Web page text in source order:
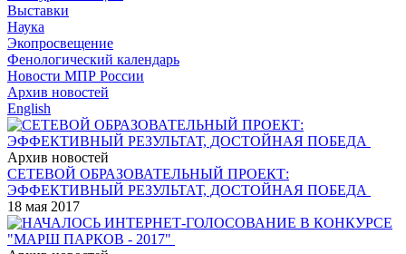
Выставки
Наука
Экопросвещение
Фенологический календарь
Новости МПР России
Архив новостей
English
Архив новостей
СЕТЕВОЙ ОБРАЗОВАТЕЛЬНЫЙ ПРОЕКТ:
ЭФФЕКТИВНЫЙ РЕЗУЛЬТАТ, ДОСТОЙНАЯ ПОБЕДА
18 мая 2017